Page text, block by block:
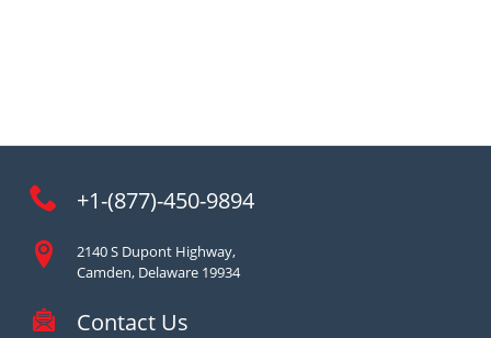
+1-(877)-450-9894
2140 S Dupont Highway,
Camden, Delaware 19934
Contact Us